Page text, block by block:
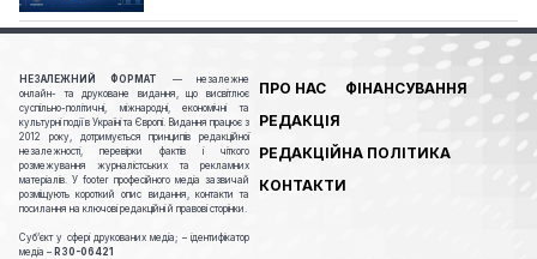
НЕЗАЛЕЖНИЙ ФОРМАТ
— незалежне
онлайн- та друковане видання, що висвітлює
суспільно-політичні, міжнародні, економічні та
культурні події в Україні та Європі. Видання працює з
2012 року, дотримується принципів редакційної
незалежності, перевірки фактів і чіткого
розмежування журналістських та рекламних
матеріалів. У footer професійного медіа зазвичай
розміщують короткий опис видання, контакти та
посилання на ключові редакційні й правові сторінки.
Cуб’єкт у сфері друкованих медіа; – ідентифікатор
медіа – R30-06421
ПРО НАС
ФІНАНСУВАННЯ
РЕДАКЦІЯ
РЕДАКЦІЙНА ПОЛІТИКА
КОНТАКТИ